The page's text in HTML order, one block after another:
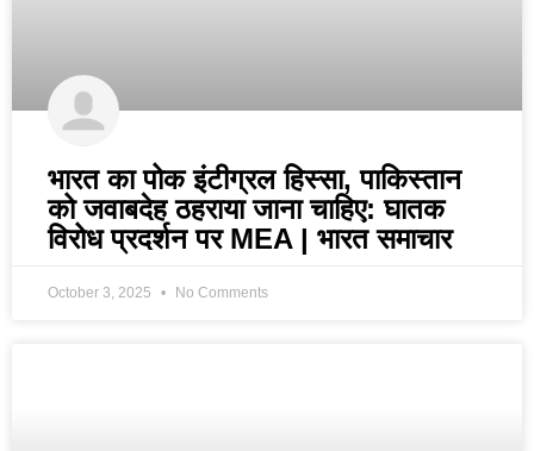
भारत का पोक इंटीग्रल हिस्सा, पाकिस्तान
को जवाबदेह ठहराया जाना चाहिए: घातक
विरोध प्रदर्शन पर MEA | भारत समाचार
October 3, 2025 No Comments